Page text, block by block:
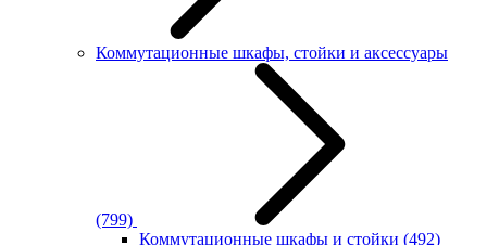
Коммутационные шкафы, стойки и аксессуары
(799)
Коммутационные шкафы и стойки (492)